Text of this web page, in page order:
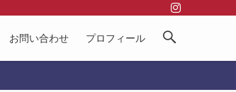
お問い合わせ プロフィール